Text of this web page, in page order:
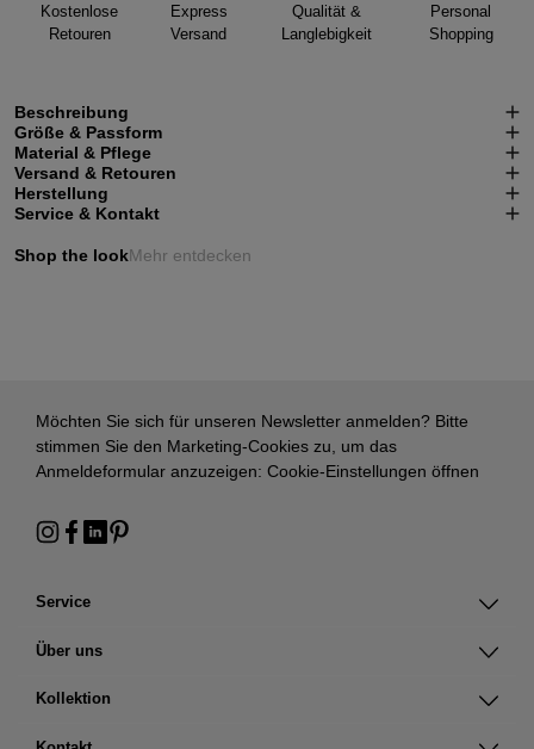
Kostenlose
Retouren
Express
Versand
Qualität &
Langlebigkeit
Personal
Shopping
Beschreibung
Größe & Passform
Material & Pflege
Versand & Retouren
Herstellung
Service & Kontakt
Shop the lookMehr entdecken
Service
Über uns
Kollektion
Möchten Sie sich für unseren Newsletter anmelden? Bitte
stimmen Sie den Marketing-Cookies zu, um das
Anmeldeformular anzuzeigen: Cookie-Einstellungen öffnen